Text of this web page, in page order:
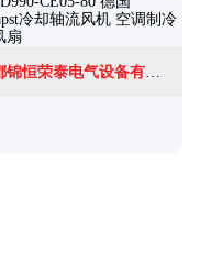
成都锦恒荣泰电气设备有限公司